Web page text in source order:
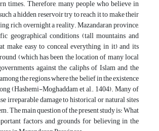
times. Therefore, many people who believe in
a hidden reservoir try to reach it to make their
rich overnight a reality. Mazandaran province,
geographical conditions (tall mountains and
make easy to conceal everything in it) and its
(which has been the location of many local
against the caliphs of Islam and the
the regions where the belief in the existence
(Hashemi-Moghaddam et al., 1404). Many of
irreparable damage to historical or natural sites
The main question of the present study is: What
factors and grounds for believing in the